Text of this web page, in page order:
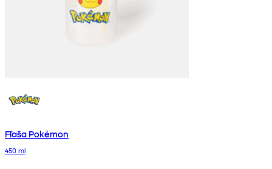
Fľaša Pokémon
450 ml